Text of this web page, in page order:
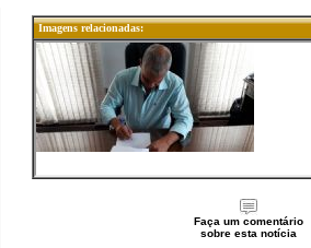
Imagens relacionadas:
Faça um comentário
sobre esta notícia